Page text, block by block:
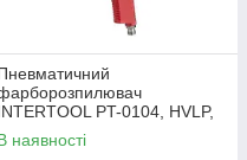
PT-0104, HVLP,
1.4 мм, верхній
бачок 600мл.,
наявності